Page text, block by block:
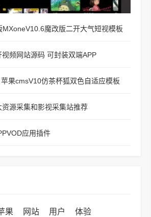
魔改版二开大气短视模板
频网站源码 可封装双端APP
果cmsV10仿茶杯狐双色自适应模板
源采集和影视采集站推荐
应用插件
果 网站 用户 体验